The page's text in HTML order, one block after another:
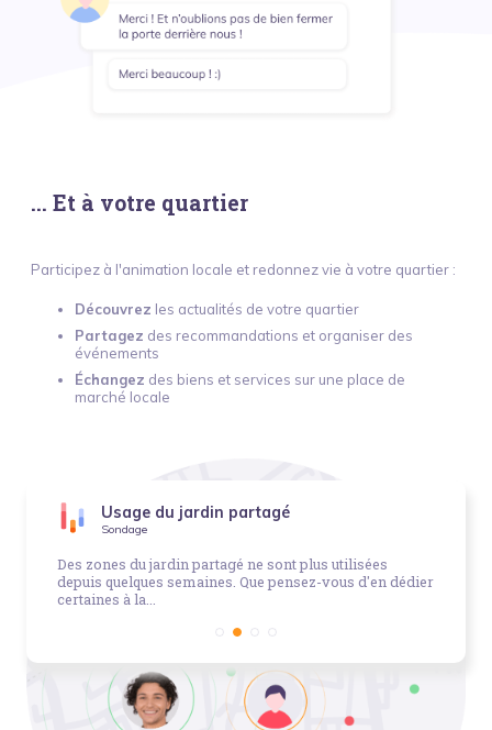
... Et à votre quartier
Participez à l'animation locale et redonnez vie à votre quartier :
Découvrez les actualités de votre quartier
Partagez des recommandations et organiser des
événements
Échangez des biens et services sur une place de
marché locale
Usage du jardin partagé
Sondage
Des zones du jardin partagé ne sont plus utilisées
depuis quelques semaines. Que pensez-vous d'en dédier
certaines à la...